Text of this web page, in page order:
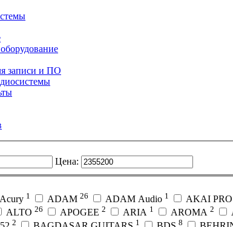
записи и ПО
Цена:
Acury 1 ADAM 26 ADAM Audio 1 AKAI PRO
ALTO 26 APOGEE 2 ARIA 1 AROMA 2
2 1 8